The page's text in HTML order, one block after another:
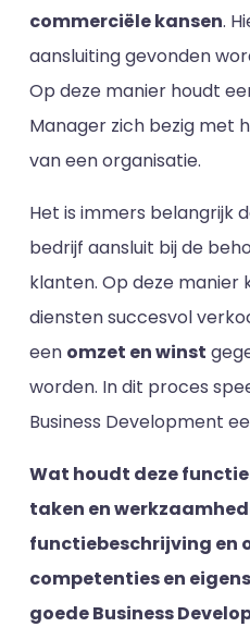
commerciële kansen.
aansluiting gevonden
Op deze manier houdt
Manager zich bezig met
van een organisatie.
Het is immers belangrijk
bedrijf aansluit bij de
klanten. Op deze manier
diensten succesvol
een omzet en winst
worden. In dit proces
Business Development
Wat houdt deze
taken en
functiebeschrijving en
competenties en
goede Business